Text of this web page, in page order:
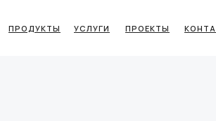
ПРОДУКТЫ УСЛУГИ ПРОЕКТЫ